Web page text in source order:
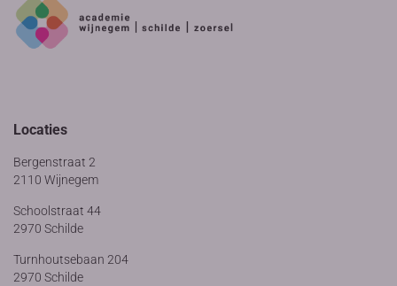
Locaties
Bergenstraat 2
2110 Wijnegem
Schoolstraat 44
2970 Schilde
Turnhoutsebaan 204
2970 Schilde